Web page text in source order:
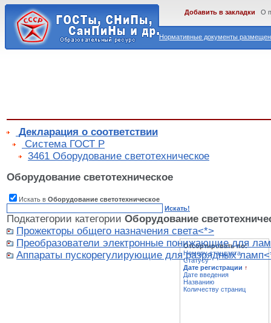
Нормативные документы
Добавить в закладки О
Декларация о соответствии
Cистема ГОСТ Р
3461 Оборудование светотехническое
Оборудование светотехническое
Искать в Оборудование светотехническое
Искать!
Подкатегории категории Оборудование
Прожекторы общего назначения света<*>
Преобразователи электронные понижающие для
Аппараты пускорегулирующие для разрядных
Отсортировать по:
Номеру стандарта
Статусу
Дате регистрации ↑
Дате введения
Названию
Количеству страниц